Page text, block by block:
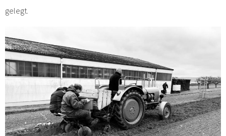
gelegt.